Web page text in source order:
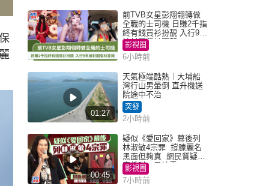
前TVB女星彭翔翎轉做
全職的士司機 日賺2千指
終有錢買衫扮靚 入行9年
被封翻版林夏薇
影視圈
6小時前
01:27
天氣極端酷熱︱大埔船
灣行山男暈倒 直升機送
院途中不治
突發
2小時前
00:45
疑似《愛回家》幕後列
林淑敏4宗罪 撐滕麗名
黑面但夠真 網民質疑：
真係咁一早被雪
影視圈
7小時前